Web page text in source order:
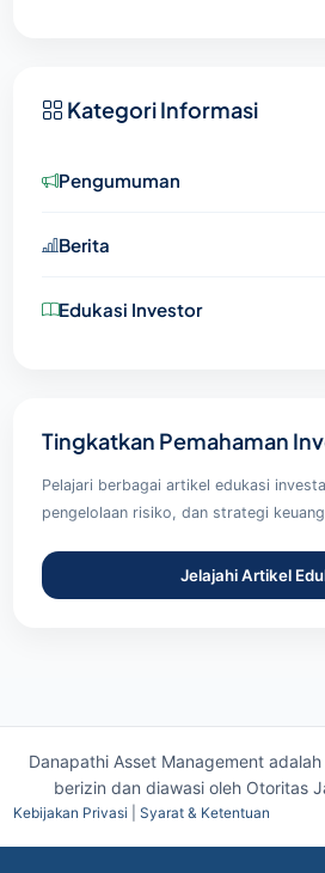
Kategori Informasi
Pengumuman
Berita
Edukasi Investor
Tingkatkan Pemahaman
Pelajari berbagai artikel edukasi
pengelolaan risiko, dan strategi
Jelajahi Artikel
Danapathi Asset Management
berizin dan diawasi oleh Otoritas
Kebijakan Privasi Syarat & Ketentuan